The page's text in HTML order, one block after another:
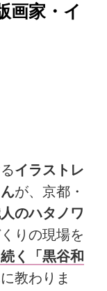
画家・イ
イラストレ
が、京都・
のハタノワ
りの現場を
く「黒谷和
教わりま